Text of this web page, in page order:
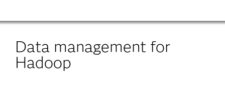
Data management for
Hadoop